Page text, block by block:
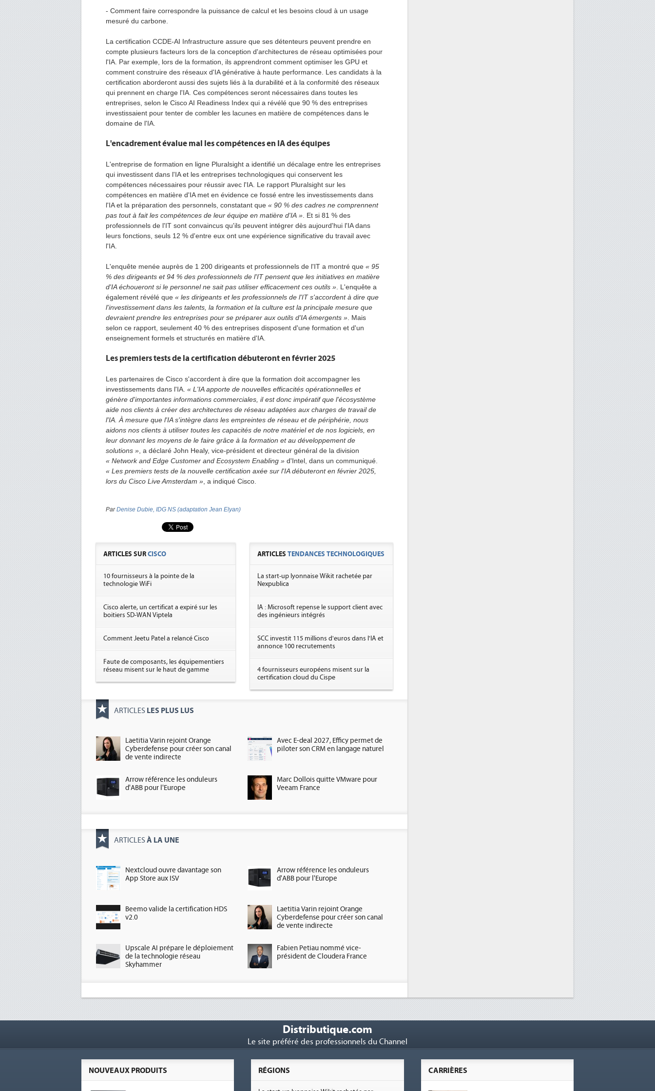
- Comment faire correspondre la puissance de calcul et les besoins cloud à un usage
mesuré du carbone.
La certification CCDE-AI Infrastructure assure que ses détenteurs peuvent prendre en
compte plusieurs facteurs lors de la conception d'architectures de réseau optimisées pour
l'IA. Par exemple, lors de la formation, ils apprendront comment optimiser les GPU et
comment construire des réseaux d'IA générative à haute performance. Les candidats à la
certification aborderont aussi des sujets liés à la durabilité et à la conformité des réseaux
qui prennent en charge l'IA. Ces compétences seront nécessaires dans toutes les
entreprises, selon le Cisco AI Readiness Index qui a révélé que 90 % des entreprises
investissaient pour tenter de combler les lacunes en matière de compétences dans le
domaine de l'IA.
L'encadrement évalue mal les compétences en IA des équipes
L'entreprise de formation en ligne Pluralsight a identifié un décalage entre les entreprises
qui investissent dans l'IA et les entreprises technologiques qui conservent les
compétences nécessaires pour réussir avec l'IA. Le rapport Pluralsight sur les
compétences en matière d'IA met en évidence ce fossé entre les investissements dans
l'IA et la préparation des personnels, constatant que « 90 % des cadres ne comprennent
pas tout à fait les compétences de leur équipe en matière d'IA » . Et si 81 % des
professionnels de l'IT sont convaincus qu'ils peuvent intégrer dès aujourd'hui l'IA dans
leurs fonctions, seuls 12 % d'entre eux ont une expérience significative du travail avec
l'IA.
L'enquête menée auprès de 1 200 dirigeants et professionnels de l'IT a montré que « 95
% des dirigeants et 94 % des professionnels de l'IT pensent que les initiatives en matière
d'IA échoueront si le personnel ne sait pas utiliser efficacement ces outils » . L'enquête a
également révélé que « les dirigeants et les professionnels de l'IT s'accordent à dire que
l'investissement dans les talents, la formation et la culture est la principale mesure que
devraient prendre les entreprises pour se préparer aux outils d'IA émergents » . Mais
selon ce rapport, seulement 40 % des entreprises disposent d'une formation et d'un
enseignement formels et structurés en matière d'IA.
Les premiers tests de la certification débuteront en février 2025
Les partenaires de Cisco s'accordent à dire que la formation doit accompagner les
investissements dans l'IA. « L'IA apporte de nouvelles efficacités opérationnelles et
génère d'importantes informations commerciales, il est donc impératif que l'écosystème
aide nos clients à créer des architectures de réseau adaptées aux charges de travail de
l'IA. À mesure que l'IA s'intègre dans les empreintes de réseau et de périphérie, nous
aidons nos clients à utiliser toutes les capacités de notre matériel et de nos logiciels, en
leur donnant les moyens de le faire grâce à la formation et au développement de
solutions » , a déclaré John Healy, vice-président et directeur général de la division
« Network and Edge Customer and Ecosystem Enabling » d'Intel, dans un communiqué.
« Les premiers tests de la nouvelle certification axée sur l'IA débuteront en février 2025,
lors du Cisco Live Amsterdam » , a indiqué Cisco.
ParDenise Dubie, IDG NS (adaptation Jean Elyan)
ARTICLES SURCISCO
10 fournisseurs à la pointe de la
technologie WiFi
Cisco alerte, un certificat a expiré sur les
boitiers SD-WAN Viptela
Comment Jeetu Patel a relancé Cisco
Faute de composants, les équipementiers
réseau misent sur le haut de gamme
ARTICLESTENDANCES TECHNOLOGIQUES
La start-up lyonnaise Wikit rachetée par
Nexpublica
IA : Microsoft repense le support client avec
des ingénieurs intégrés
SCC investit 115 millions d'euros dans l'IA et
annonce 100 recrutements
4 fournisseurs européens misent sur la
certification cloud du Cispe
ARTICLES LES PLUS LUS
Laetitia Varin rejoint Orange
Cyberdefense pour créer son canal
de vente indirecte
Avec E-deal 2027, Efficy permet de
piloter son CRM en langage naturel
Arrow référence les onduleurs
d'ABB pour l'Europe
Marc Dollois quitte VMware pour
Veeam France
ARTICLES À LA UNE
Nextcloud ouvre davantage son
App Store aux ISV
Arrow référence les onduleurs
d'ABB pour l'Europe
Beemo valide la certification HDS
v2.0
Laetitia Varin rejoint Orange
Cyberdefense pour créer son canal
de vente indirecte
Upscale AI prépare le déploiement
de la technologie réseau
Skyhammer
Fabien Petiau nommé vice-
président de Cloudera France
Distributique.com
Le site préféré des professionnels du Channel
CARRIÈRES
NOUVEAUX PRODUITS RÉGIONS